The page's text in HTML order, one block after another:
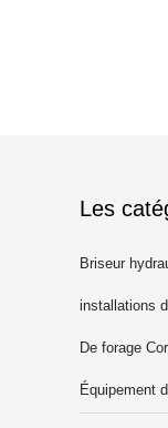
Les
Briseur
installations
De forage
Équipement